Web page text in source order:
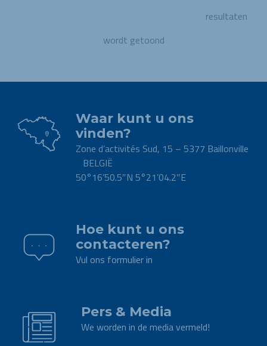
resultaten
wordt getoond
Waar kunt u ons
vinden?
Zone d’activités Sud, 15 – 5377 Baillonville
BELGIË
50°16’50.5″N 5°21’04.2″E
Hoe kunt u ons
contacteren?
Vul ons formulier in
Pers & Media
We worden in de media vermeld!